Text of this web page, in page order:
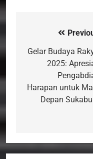
Navigasi
pos
Gelar Budaya
2025:
Harapan untuk
Depan